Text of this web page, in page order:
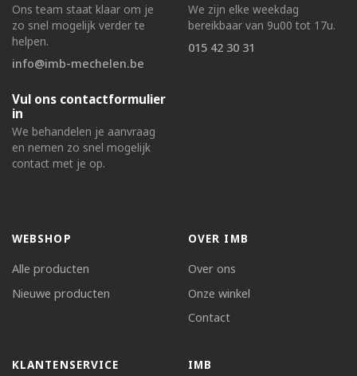
Ons team staat klaar om je
zo snel mogelijk verder te
helpen.
info@imb-mechelen.be
We zijn elke weekdag
bereikbaar van 9u00 tot 17u.
015 42 30 31
Vul ons contactformulier
in
We behandelen je aanvraag
en nemen zo snel mogelijk
contact met je op.
WEBSHOP
Alle producten
Nieuwe producten
OVER IMB
Over ons
Onze winkel
Contact
KLANTENSERVICE IMB